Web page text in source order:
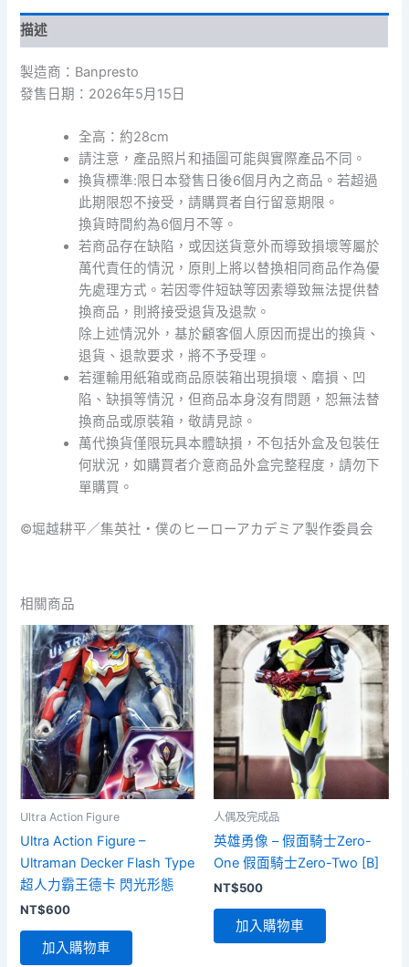
Might
歐
麥
特
描述
製造商：Banpresto
發售日期：2026年5月15日
全高：約28cm
請注意，產品照片和插圖可能與實際產品不同。
換貨標準:限日本發售日後6個月內之商品。若超過
此期限恕不接受，請購買者自行留意期限。
換貨時間約為6個月不等。
若商品存在缺陷，或因送貨意外而導致損壞等屬於
萬代責任的情況，原則上將以替換相同商品作為優
先處理方式。若因零件短缺等因素導致無法提供替
換商品，則將接受退貨及退款。
除上述情況外，基於顧客個人原因而提出的換貨、
退貨、退款要求，將不予受理。
若運輸用紙箱或商品原裝箱出現損壞、磨損、凹
陷、缺損等情況，但商品本身沒有問題，恕無法替
換商品或原裝箱，敬請見諒。
萬代換貨僅限玩具本體缺損，不包括外盒及包裝任
何狀況，如購買者介意商品外盒完整程度，請勿下
單購買。
©堀越耕平／集英社・僕のヒーローアカデミア製作委員会
相關商品
Ultra Action Figure
Ultra Action Figure –
Ultraman Decker Flash Type
超人力霸王德卡 閃光形態
NT$600
加入購物車
人偶及完成品
英雄勇像 – 假面騎士Zero-
One 假面騎士Zero-Two [B]
NT$500
加入購物車